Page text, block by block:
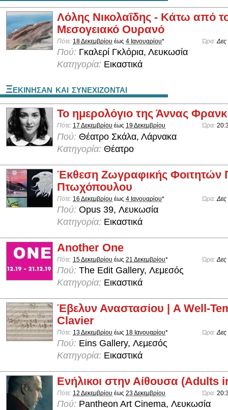
Λόλης Νικολαΐδης - Κάτω από
Μεσογειακό Ουρανό
Πότε: 18 Δεκεμβρίου έως 4 Ιανουαρίου* Ώρα:Δες
Πού: Γκαλερί Γκλόρια, Λευκωσία
Κατηγορία: Εικαστικά
Ξεκινησαν και συνεχιζονται
Το ημερολόγιο της Άννας Φρανκ
Πότε: 17 Δεκεμβρίου έως 19 Δεκεμβρίου Ώρα:
Πού: Θέατρο Σκάλα, Λάρνακα
Κατηγορία: Θέατρο
Έκθεση Ζωγραφικής Φοιτητών
Πτωχόπουλου
Πότε: 16 Δεκεμβρίου έως 4 Ιανουαρίου* Ώρα: Δες
Πού: Opus 39, Λευκωσία
Κατηγορία: Εικαστικά
Another One
Πότε: 15 Δεκεμβρίου έως 21 Δεκεμβρίου* Ώρα: Δες
Πού: The Edit Gallery, Λεμεσός
Κατηγορία: Εικαστικά
Έβελυν Αναστασίου | A Well-
Clavier
Πότε: 13 Δεκεμβρίου έως 18 Ιανουαρίου* Ώρα: Δες
Πού: Eins Gallery, Λεμεσός
Κατηγορία: Εικαστικά
Ενήλικοι στην Αίθουσα (Adults
Πότε: 12 Δεκεμβρίου έως 23 Δεκεμβρίου Ώρα:
Πού: Pantheon Art Cinema, Λευκωσία